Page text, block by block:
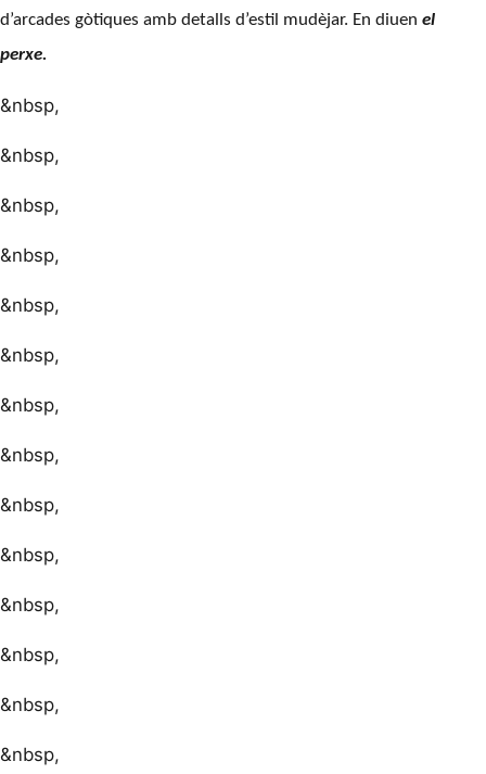
d’arcades gòtiques amb detalls d’estil mudèjar. En diuen el
perxe.
&nbsp,
&nbsp,
&nbsp,
&nbsp,
&nbsp,
&nbsp,
&nbsp,
&nbsp,
&nbsp,
&nbsp,
&nbsp,
&nbsp,
&nbsp,
&nbsp,